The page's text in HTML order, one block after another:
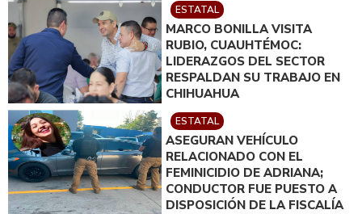
ESTATAL
MARCO BONILLA VISITA
RUBIO, CUAUHTÉMOC:
LIDERAZGOS DEL SECTOR
RESPALDAN SU TRABAJO EN
CHIHUAHUA
ESTATAL
ASEGURAN VEHÍCULO
RELACIONADO CON EL
FEMINICIDIO DE ADRIANA;
CONDUCTOR FUE PUESTO A
DISPOSICIÓN DE LA FISCALÍA